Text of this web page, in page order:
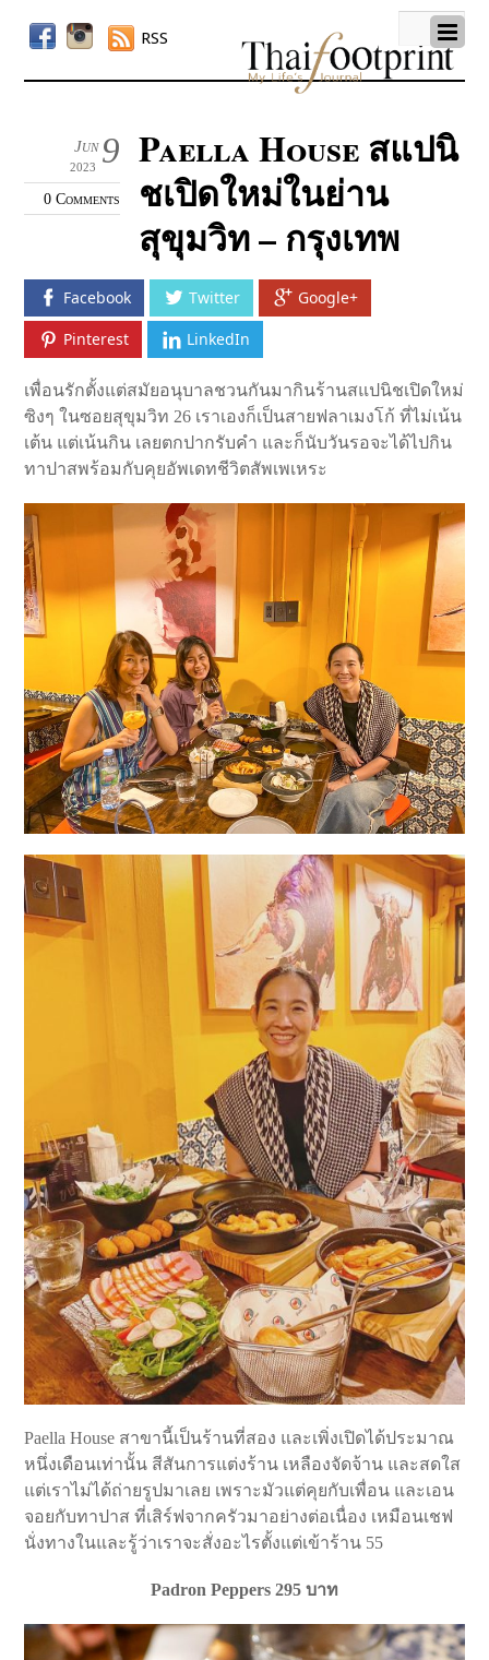
RSS
9
Jun
2023
0 Comments
Paella House สแปนิ
ชเปิดใหม่ในย่าน
สุขุมวิท – กรุงเทพ
Facebook Twitter Google+
Pinterest LinkedIn
เพื่อนรักตั้งแต่สมัยอนุบาลชวนกันมากินร้านสแปนิชเปิดใหม่
ซิงๆ ในซอยสุขุมวิท 26 เราเองก็เป็นสายฟลาเมงโก้ ที่ไม่เน้น
เต้น แต่เน้นกิน เลยตกปากรับคำ และก็นับวันรอจะได้ไปกิน
ทาปาสพร้อมกับคุยอัพเดทชีวิตสัพเพเหระ
Paella House สาขานี้เป็นร้านที่สอง และเพิ่งเปิดได้ประมาณ
หนึ่งเดือนเท่านั้น สีสันการแต่งร้าน เหลืองจัดจ้าน และสดใส
แต่เราไม่ได้ถ่ายรูปมาเลย เพราะมัวแต่คุยกับเพื่อน และเอน
จอยกับทาปาส ที่เสิร์ฟจากครัวมาอย่างต่อเนื่อง เหมือนเชฟ
นั่งทางในและรู้ว่าเราจะสั่งอะไรตั้งแต่เข้าร้าน 55
Padron Peppers 295 บาท